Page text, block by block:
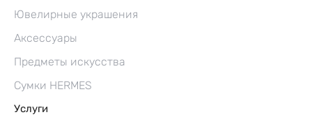
Ювелирные украшения
Аксессуары
Предметы искусства
Сумки HERMES
Услуги